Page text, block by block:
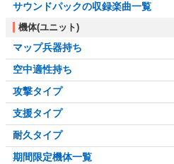
サウンドパックの収録楽曲一覧
機体(ユニット)
マップ兵器持ち
空中適性持ち
攻撃タイプ
支援タイプ
耐久タイプ
期間限定機体一覧